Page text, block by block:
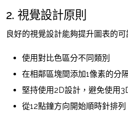
2. 視覺設計原則
良好的視覺設計能夠提升圖表的可
使用對比色區分不同類別
在相鄰區塊間添加1像素的分
堅持使用2D設計，避免使用
從12點鐘方向開始順時針排